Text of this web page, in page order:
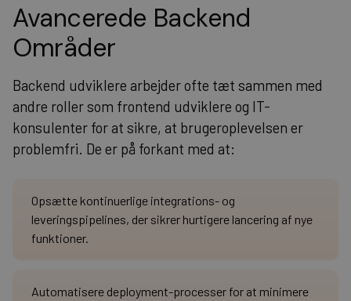
Avancerede Backend
Områder
Backend udviklere arbejder ofte tæt sammen med
andre roller som frontend udviklere og IT-
konsulenter for at sikre, at brugeroplevelsen er
problemfri. De er på forkant med at:
Opsætte kontinuerlige integrations- og
leveringspipelines, der sikrer hurtigere lancering af nye
funktioner.
Automatisere deployment-processer for at minimere